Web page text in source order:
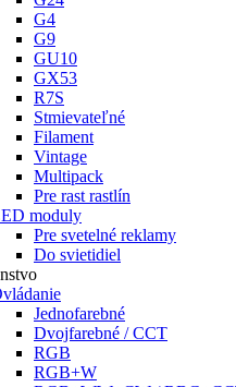
G4
G9
GU10
GX53
R7S
Stmievateľné
Filament
Vintage
Multipack
Pre rast rastlín
moduly
Pre svetelné reklamy
Do svietidiel
Jednofarebné
Dvojfarebné / CCT
RGB
RGB+W